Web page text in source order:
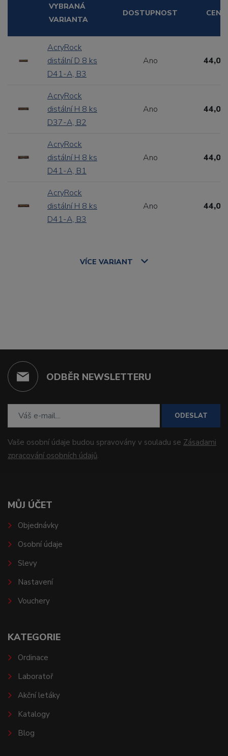
VYBRANÁ
VARIANTA
DOSTUPNOST CENA
AcryRock
distální D 8 ks
D41-A, B3
Ano 44,00
AcryRock
distální H 8 ks
D37-A, B2
Ano 44,00
AcryRock
distální H 8 ks
D41-A, B1
Ano 44,00
AcryRock
distální H 8 ks
D41-A, B3
Ano 44,00
VÍCE VARIANT
ODBĚR NEWSLETTERU
ODESLAT
Vaše osobní údaje budou spravovány v souladu se Zásadami
zpracování osobních údajů.
MŮJ ÚČET
Objednávky
Osobní údaje
Slevy
Nastavení
Vouchery
KATEGORIE
Ordinace
Laboratoř
Akční letáky
Katalogy
Blog